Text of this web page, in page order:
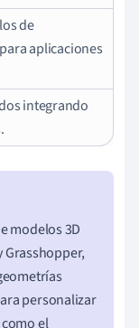
de
aplicaciones
integrando
modelos 3D
personalizar
el